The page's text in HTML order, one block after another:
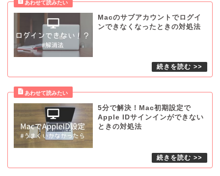
Macのサブアカウントでログイ
ンできなくなったときの対処法
5分で解決！Mac初期設定で
Apple IDサインインができない
ときの対処法